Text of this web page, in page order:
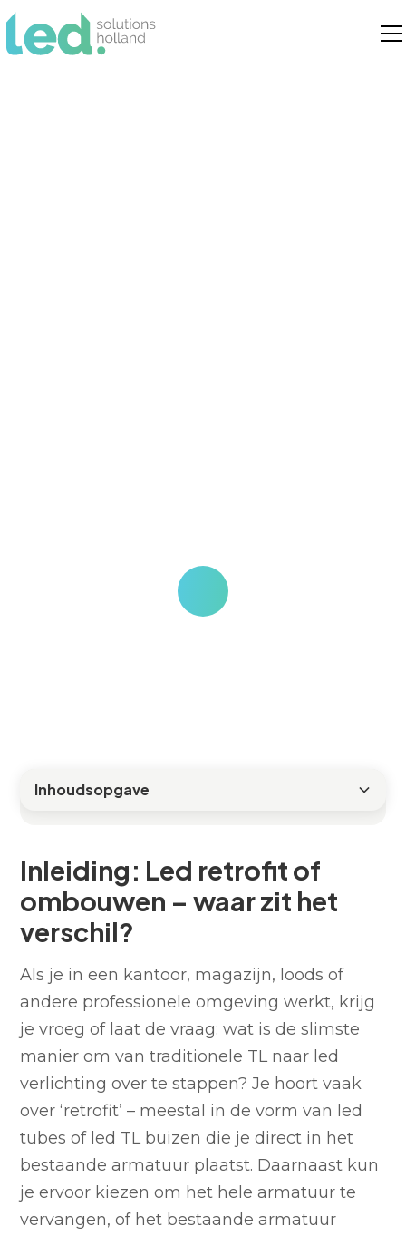
Inleiding: Led retrofit of
ombouwen – waar zit het
verschil?
Als je in een kantoor, magazijn, loods of
andere professionele omgeving werkt, krijg
je vroeg of laat de vraag: wat is de slimste
manier om van traditionele TL naar led
verlichting over te stappen? Je hoort vaak
over ‘retrofit’ – meestal in de vorm van led
tubes of led TL buizen die je direct in het
bestaande armatuur plaatst. Daarnaast kun
je ervoor kiezen om het hele armatuur te
vervangen, of het bestaande armatuur
Inhoudsopgave
verschil?
meegroeien
aanbevolen
kies je hiervoor?
ombouwen?